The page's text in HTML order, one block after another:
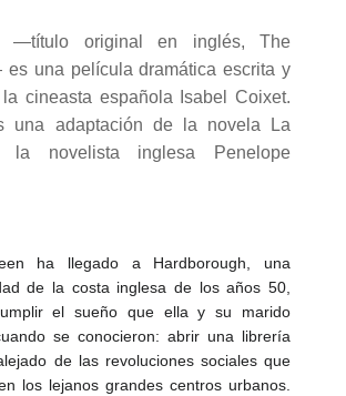
—título original en inglés, The
una película dramática escrita y
cineasta española Isabel Coixet.
una adaptación de la novela La
la novelista inglesa Penelope
ha llegado a Hardborough, una
de la costa inglesa de los años 50,
el sueño que ella y su marido
se conocieron: abrir una librería
de las revoluciones sociales que
los lejanos grandes centros urbanos.